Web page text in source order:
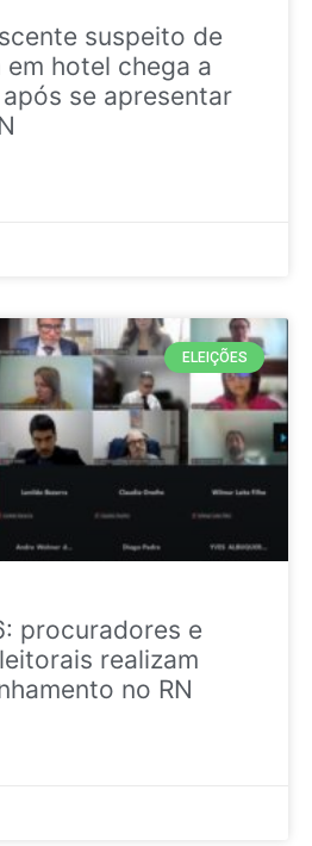
suspeito de
hotel chega a
se apresentar
ELEIÇÕES
procuradores e
realizam
no RN